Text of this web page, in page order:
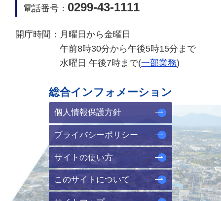
電話番号： 0299-43-1111
開庁時間： 月曜日から金曜日
午前8時30分から午後5時15分まで
水曜日 午後7時まで(一部業務)
総合インフォメーション
個人情報保護方針
プライバシーポリシー
サイトの使い方
このサイトについて